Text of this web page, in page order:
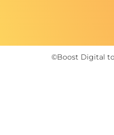
©Boost Digital